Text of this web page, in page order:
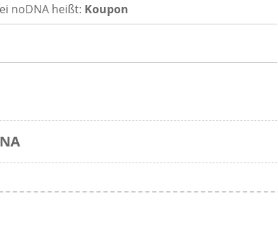
noDNA heißt: Koupon